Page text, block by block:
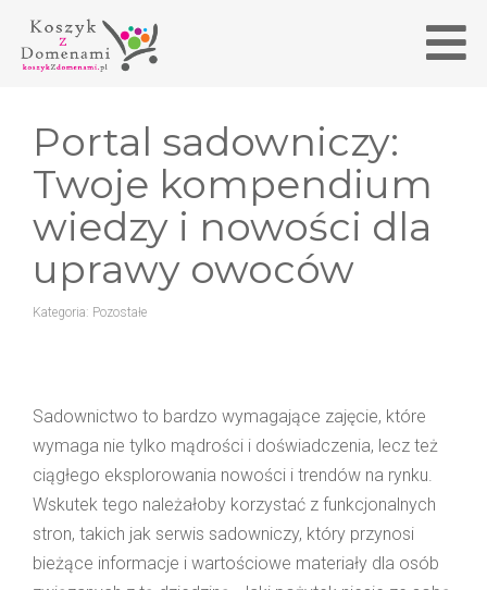
Portal sadowniczy:
Twoje kompendium
wiedzy i nowości dla
uprawy owoców
Kategoria: Pozostałe
Sadownictwo to bardzo wymagające zajęcie, które
wymaga nie tylko mądrości i doświadczenia, lecz też
ciągłego eksplorowania nowości i trendów na rynku.
Wskutek tego należałoby korzystać z funkcjonalnych
stron, takich jak serwis sadowniczy, który przynosi
bieżące informacje i wartościowe materiały dla osób